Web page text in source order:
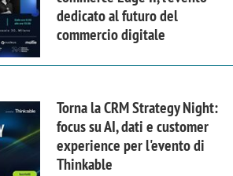
dedicato al futuro del
commercio digitale
Torna la CRM Strategy Night:
focus su AI, dati e customer
experience per l'evento di
Thinkable